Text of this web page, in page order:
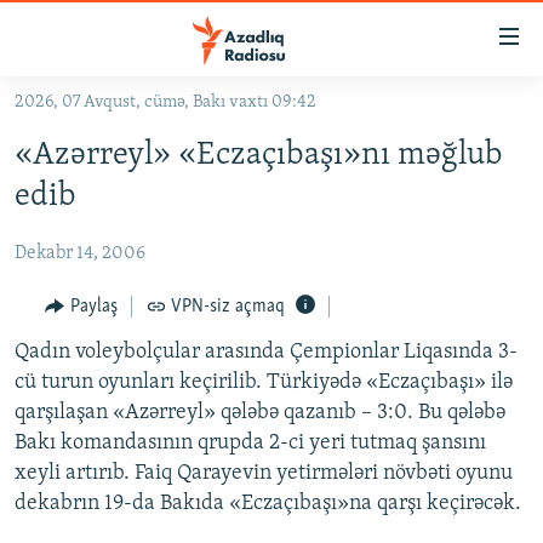
Əsas
qayıt
Əsas
qayıt
#ƏSLINDƏ
FƏRQƏ BAX
QANUNI DOĞRU
ARAŞDIRMA
MULTIMEDIA
VIDEO
RADIO ARXIV
2026, 07 Avqust, cümə, Bakı vaxtı 09:42
«Azərreyl» «Eczaçıbaşı»nı məğlub
edib
Dekabr 14, 2006
Paylaş VPN-siz açmaq
Qadın voleybolçular arasında Çempionlar Liqasında 3-
cü turun oyunları keçirilib. Türkiyədə «Eczaçıbaşı» ilə
qarşılaşan «Azərreyl» qələbə qazanıb – 3:0. Bu qələbə
Bakı komandasının qrupda 2-ci yeri tutmaq şansını
xeyli artırıb. Faiq Qarayevin yetirmələri növbəti oyunu
dekabrın 19-da Bakıda «Eczaçıbaşı»na qarşı keçirəcək.